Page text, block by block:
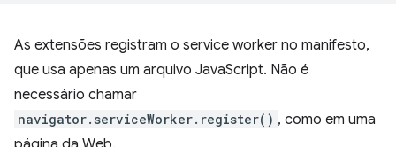
As extensões registram o service worker no manifesto,
que usa apenas um arquivo JavaScript. Não é
necessário chamar
navigator.serviceWorker.register() , como em uma